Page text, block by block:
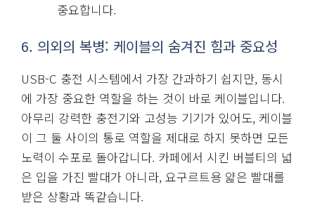
중요합니다.
6. 의외의 복병: 케이블의 숨겨진 힘과 중요성
USB-C 충전 시스템에서 가장 간과하기 쉽지만, 동시
에 가장 중요한 역할을 하는 것이 바로 케이블입니다.
아무리 강력한 충전기와 고성능 기기가 있어도, 케이블
이 그 둘 사이의 통로 역할을 제대로 하지 못하면 모든
노력이 수포로 돌아갑니다. 카페에서 시킨 버블티의 넓
은 입을 가진 빨대가 아니라, 요구르트용 얇은 빨대를
받은 상황과 똑같습니다.